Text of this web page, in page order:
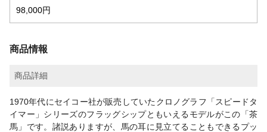
98,000円
商品情報
商品詳細
1970年代にセイコー社が販売していたクロノグラフ「スピードタ
イマー」シリーズのフラッグシップともいえるモデルがこの「茶
馬」です。諸説ありますが、馬の耳に見立てることもできるプッ